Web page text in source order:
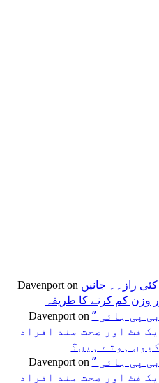
Davenporton راز۔۔ جانیں
وزن کم کرنے کا طریقہ
Davenporton ” فٹ ہونے کے باوجود میرا بی پی ہائی
فٹ اور صحت مند افراد
ہوتے ہیں؟
Davenporton ” فٹ ہونے کے باوجود میرا بی پی ہائی
فٹ اور صحت مند افراد